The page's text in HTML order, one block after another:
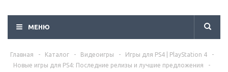
МЕНЮ
Главная - Каталог - Видеоигры - Игры для PS4 | PlayStation 4
-
Новые игры для PS4: Последние релизы и лучшие предложения
-